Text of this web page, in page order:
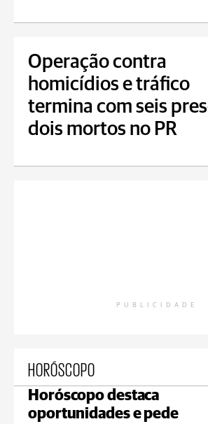
Operação contra
homicídios e tráfico
termina com seis
dois mortos no PR
PUBLICIDADE
HORÓSCOPO
Horóscopo destaca
oportunidades e pede